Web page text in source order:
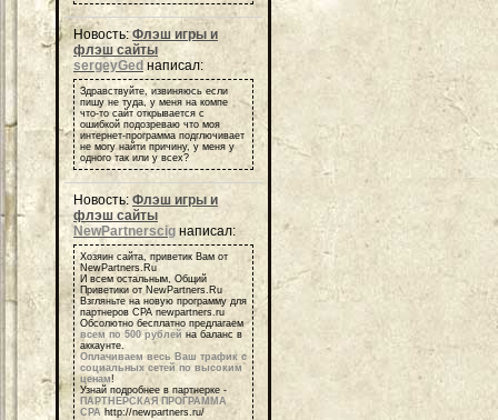
Новость:Флэш игры и
флэш сайты
sergeyGed написал:
Здравствуйте, извиняюсь если
пишу не туда, у меня на компе
что-то сайт открывается с
ошибкой подозреваю что моя
интернет-программа подглючивает
не могу найти причину, у меня у
одного так или у всех?
Новость: Флэш игры и
флэш сайты
NewPartnerscig написал:
Хозяин сайта, приветик Вам от
NewPartners.Ru
И всем остальным, Общий
Приветики от NewPartners.Ru
Взгляньте на новую программу для
партнеров СРА newpartners.ru
Обсолютно бесплатно предлагаем
всем по 500 рублей на баланс в
аккаунте.
Оплачиваем весь Ваш трафик с
социальных сетей по высоким
ценам!
Узнай подробнее в партнерке -
ПАРТНЕРСКАЯ ПРОГРАММА
СРА http://newpartners.ru/